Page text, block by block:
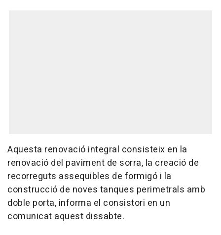
Aquesta renovació integral consisteix en la
renovació del paviment de sorra, la creació de
recorreguts assequibles de formigó i la
construcció de noves tanques perimetrals amb
doble porta, informa el consistori en un
comunicat aquest dissabte.